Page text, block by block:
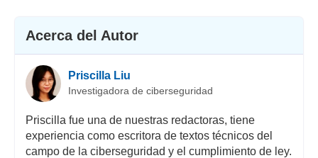
Acerca del Autor
Priscilla Liu
Investigadora de ciberseguridad
Priscilla fue una de nuestras redactoras, tiene
experiencia como escritora de textos técnicos del
campo de la ciberseguridad y el cumplimiento de ley.